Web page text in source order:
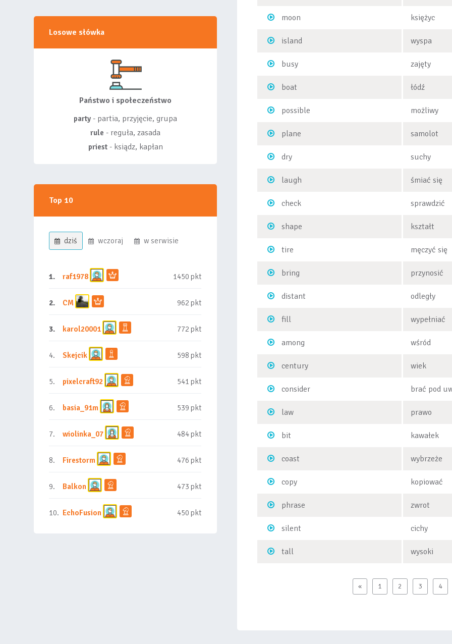
Losowe słówka
Państwo i społeczeństwo
party - partia, przyjęcie, grupa
rule - reguła, zasada
priest- ksiądz, kapłan
Top 10
dziś wczoraj w serwisie
1. raf1978 1450 pkt
2. CM 962 pkt
3. karol20001 772 pkt
4. Skejcik 598 pkt
5. pixelcraft92 541 pkt
6. basia_91m 539 pkt
7. wiolinka_07 484 pkt
8. Firestorm 476 pkt
9. Balkon 473 pkt
10. EchoFusion 450 pkt
moon księżyc
island wyspa
busy zajęty
boat łódź
possible możliwy
plane samolot
dry suchy
laugh śmiać się
check sprawdzić
shape kształt
tire męczyć się
bring przynosić
distant odległy
fill wypełniać
among wśród
century wiek
consider brać pod
law prawo
bit kawałek
coast wybrzeże
copy kopiować
phrase zwrot
silent cichy
tall wysoki
« 1 2 3 4